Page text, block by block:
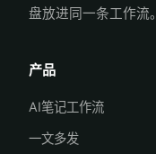
盘放进同一条工作流。
产品
AI笔记工作流
一文多发